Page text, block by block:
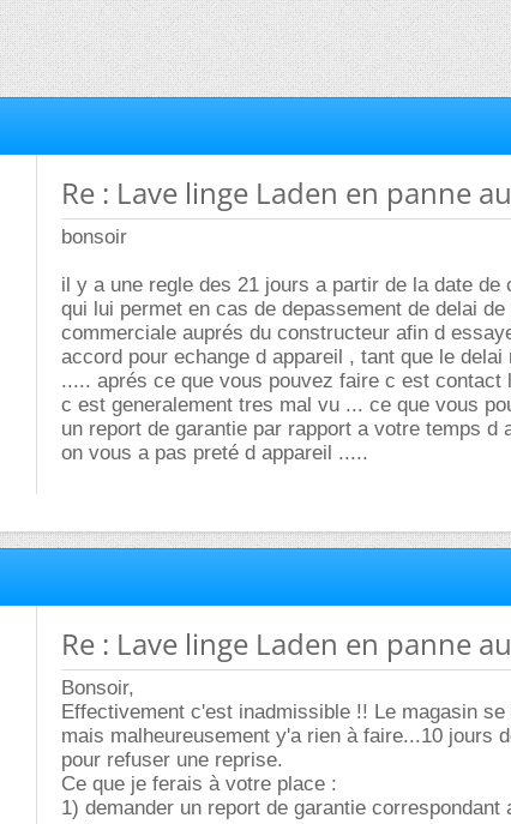
Re : Lave linge Laden en panne
bonsoir
il y a une regle des 21 jours a partir de la date de
qui lui permet en cas de depassement de delai
commerciale auprés du constructeur afin d
accord pour echange d appareil , tant que le
..... aprés ce que vous pouvez faire c est
c est generalement tres mal vu ... ce que vous
un report de garantie par rapport a votre temps d
on vous a pas preté d appareil .....
Re : Lave linge Laden en panne
Bonsoir,
Effectivement c'est inadmissible !! Le magasin
mais malheureusement y'a rien à faire...10 jours
pour refuser une reprise.
Ce que je ferais à votre place :
1) demander un report de garantie